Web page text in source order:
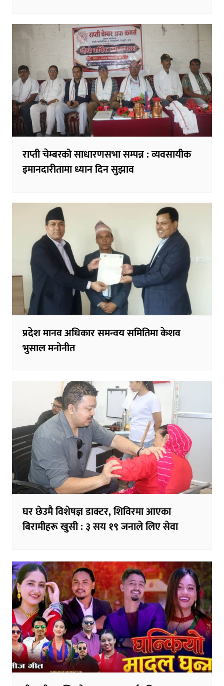
राप्ती चेम्बरको साधारणसभा सम्पन्न : व्यवसायीक
इमानदारीतामा ध्यान दिन सुझाव
प्रदेश मानव अधिकार समन्वय समितिमा केशव
भुसाल मनोनीत
घर छेउमै विशेषज्ञ डाक्टर, शिविरमा आएका
बिरामीहरू खुसी : ३ सय १९ जनाले लिए सेवा